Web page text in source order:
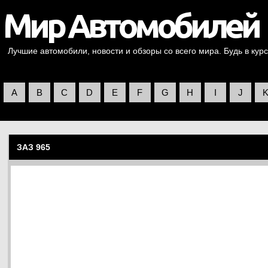
Лучшие автомобили, новости и обзоры со всего мира. Будь в
A B C D E F G H I J K
ЗАЗ 965